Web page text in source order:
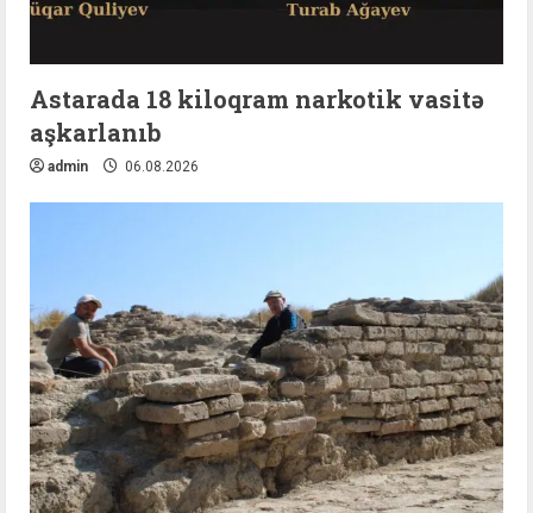
Astarada 18 kiloqram narkotik vasitə
aşkarlanıb
admin 06.08.2026